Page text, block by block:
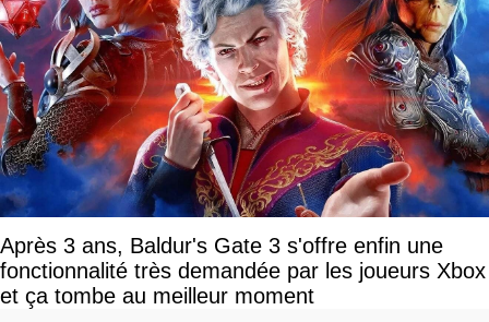
Après 3 ans, Baldur's Gate 3 s'offre enfin une
fonctionnalité très demandée par les joueurs Xbox
et ça tombe au meilleur moment